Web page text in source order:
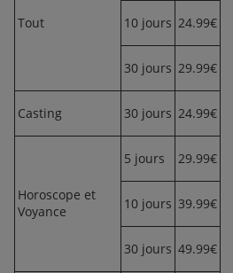
Tout 10 jours 24.99€
30 jours 29.99€
Casting 30 jours 24.99€
Horoscope et
Voyance
5 jours 29.99€
10 jours 39.99€
30 jours 49.99€